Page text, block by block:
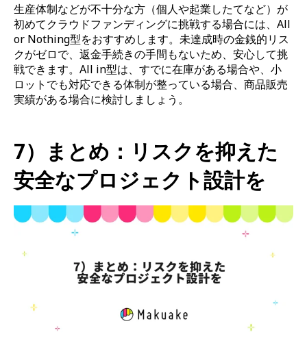
生産体制などが不十分な方（個人や起業したてなど）が
初めてクラウドファンディングに挑戦する場合には、All
or Nothing型をおすすめします。未達成時の金銭的リス
クがゼロで、返金手続きの手間もないため、安心して挑
戦できます。All in型は、すでに在庫がある場合や、小
ロットでも対応できる体制が整っている場合、商品販売
実績がある場合に検討しましょう。
7）まとめ：リスクを抑えた
安全なプロジェクト設計を